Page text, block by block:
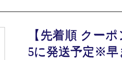
【先着順 クー
5に発送予定※早